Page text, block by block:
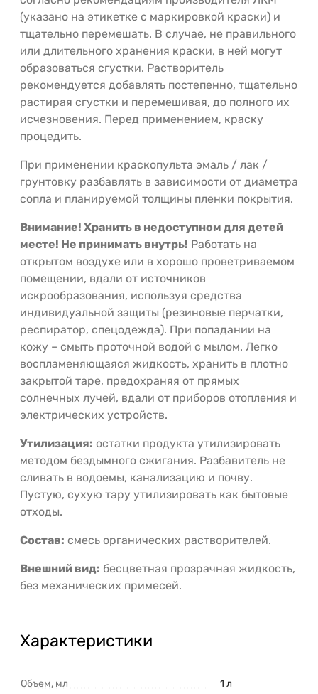
(указано на этикетке с маркировкой краски) и
тщательно перемешать. В случае, не правильного
или длительного хранения краски, в ней могут
образоваться сгустки. Растворитель
рекомендуется добавлять постепенно, тщательно
растирая сгустки и перемешивая, до полного их
исчезновения. Перед применением, краску
процедить.
При применении краскопульта эмаль / лак /
грунтовку разбавлять в зависимости от диаметра
сопла и планируемой толщины пленки покрытия.
Внимание! Хранить в недоступном для детей
месте! Не принимать внутрь! Работать на
открытом воздухе или в хорошо проветриваемом
помещении, вдали от источников
искрообразования, используя средства
индивидуальной защиты (резиновые перчатки,
респиратор, спецодежда). При попадании на
кожу – смыть проточной водой с мылом. Легко
воспламеняющаяся жидкость, хранить в плотно
закрытой таре, предохраняя от прямых
солнечных лучей, вдали от приборов отопления и
электрических устройств.
Утилизация: остатки продукта утилизировать
методом бездымного сжигания. Разбавитель не
сливать в водоемы, канализацию и почву.
Пустую, сухую тару утилизировать как бытовые
отходы.
Состав: смесь органических растворителей.
Внешний вид: бесцветная прозрачная жидкость,
без механических примесей.
Характеристики
Объем, мл 1 л